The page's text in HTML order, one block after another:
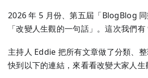
2026 年 5 月份、第五屆「BlogBlog
「改變人生觀的一句話」。這次我們有
主持人 Eddie 把所有文章做了分類、整
快到以下的連結，來看看改變大家人生